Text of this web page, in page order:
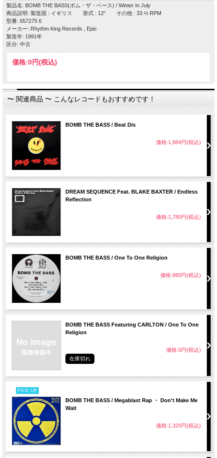
製品名: BOMB THE BASS(ボム・ザ・ベース) / Winter In July
商品説明: 製造国 : イギリス 形式 : 12" その他 : 33 ⅓ RPM
型番: 657275 6
メーカー: Rhythm King Records , Epic
製造年: 1991年
区分: 中古
価格:0円(税込)
〜 関連商品 〜 こんなレコードもおすすめです！
BOMB THE BASS / Beat Dis
価格:1,884円(税込)
DREAM SEQUENCE Feat. BLAKE BAXTER / Endless
Reflection
価格:1,780円(税込)
BOMB THE BASS / One To One Religion
価格:880円(税込)
BOMB THE BASS Featuring CARLTON / One To One
Religion
価格:0円(税込)
在庫切れ
PICK UP
BOMB THE BASS / Megablast Rap ・ Don't Make Me
Wait
価格:1,320円(税込)